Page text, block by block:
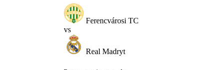
Ferencvárosi TC
vs
Real Madryt